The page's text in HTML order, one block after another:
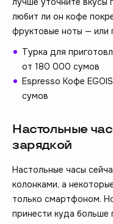
любит ли он кофе
фруктовые ноты — или
Турка для
от 180 000 сумов
Espresso Кофе
сумов
Настольные
зарядкой
Настольные часы
колонками, а
только смартфоном.
принести куда